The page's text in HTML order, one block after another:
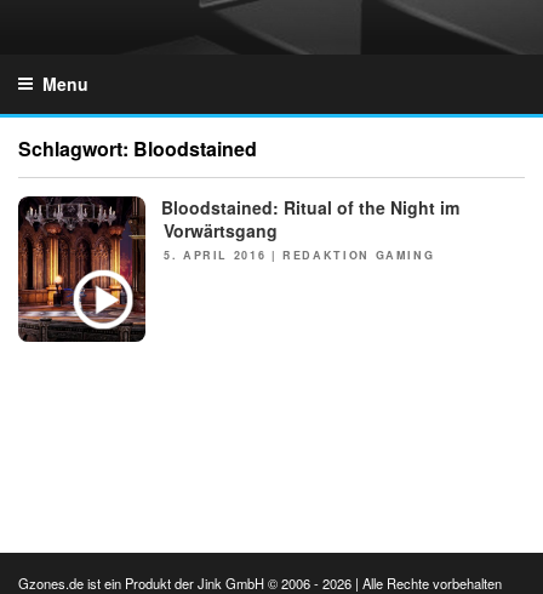
Menu
Schlagwort: Bloodstained
NEWS
Bloodstained: Ritual of the Night im
Vorwärtsgang
POSTED
5. APRIL 2016 |REDAKTION GAMING
Gzones.de ist ein Produkt der Jink GmbH © 2006 - 2026 | Alle Rechte vorbehalten